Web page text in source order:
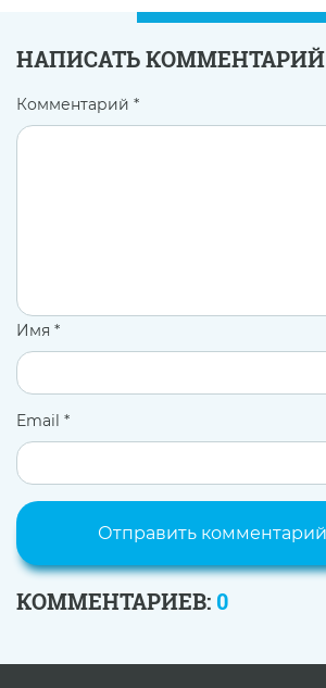
НАПИСАТЬ КОММЕНТАРИЙ
Комментарий *
Имя *
Email *
КОММЕНТАРИЕВ: 0